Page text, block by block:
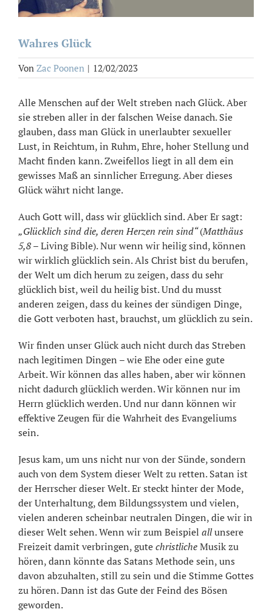
Wahres Glück
Von Zac Poonen | 12/02/2023
Alle Menschen auf der Welt streben nach Glück. Aber
sie streben aller in der falschen Weise danach. Sie
glauben, dass man Glück in unerlaubter sexueller
Lust, in Reichtum, in Ruhm, Ehre, hoher Stellung und
Macht finden kann. Zweifellos liegt in all dem ein
gewisses Maß an sinnlicher Erregung. Aber dieses
Glück währt nicht lange.
Auch Gott will, dass wir glücklich sind. Aber Er sagt:
„Glücklich sind die, deren Herzen rein sind“(Matthäus
5,8– Living Bible). Nur wenn wir heilig sind, können
wir wirklich glücklich sein. Als Christ bist du berufen,
der Welt um dich herum zu zeigen, dass du sehr
glücklich bist, weil du heilig bist. Und du musst
anderen zeigen, dass du keines der sündigen Dinge,
die Gott verboten hast, brauchst, um glücklich zu sein.
Wir finden unser Glück auch nicht durch das Streben
nach legitimen Dingen – wie Ehe oder eine gute
Arbeit. Wir können das alles haben, aber wir können
nicht dadurch glücklich werden. Wir können nur im
Herrn glücklich werden. Und nur dann können wir
effektive Zeugen für die Wahrheit des Evangeliums
sein.
Jesus kam, um uns nicht nur von der Sünde, sondern
auch von dem System dieser Welt zu retten. Satan ist
der Herrscher dieser Welt. Er steckt hinter der Mode,
der Unterhaltung, dem Bildungssystem und vielen,
vielen anderen scheinbar neutralen Dingen, die wir in
dieser Welt sehen. Wenn wir zum Beispiel allunsere
Freizeit damit verbringen, gutechristlicheMusik zu
hören, dann könnte das Satans Methode sein, uns
davon abzuhalten, still zu sein und die Stimme Gottes
zu hören. Dann ist das Gute der Feind des Bösen
geworden.